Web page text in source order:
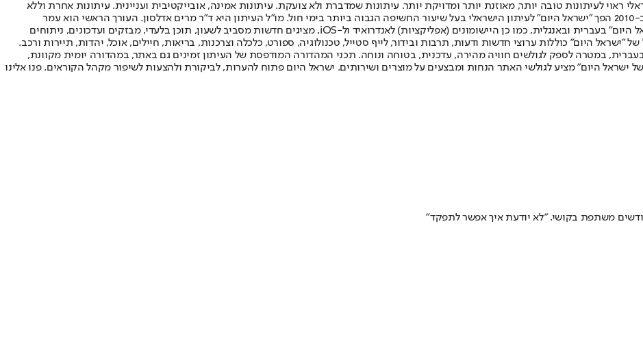
ראוי לעיתונות טובה יותר, מאוזנת יותר ומדויקת יותר. עיתונות שמדברת ולא צועקת. עיתונות אמינה, אובייקטיבית ועניינית. עיתונות אחרת וללא
תשלום. המהדורה המודפסת הראשונה פורסמה ב-30 ביולי 2007, וב-2010 הפך "ישראל היום" לעיתון הישראלי בעל שיעור החשיפה הגבוה ביותר בימי חול. מו"ל העיתון היא ד"ר מרים אדלסון. העורך הראשי הוא עמר
לחמנוביץ, והעורך המייסד הוא עמוס רגב. אתרי האינטרנט של "ישראל היום" בעברית ובאנגלית, כמו כן היישומונים (אפליקציות) לאנדרואיד ול-iOS, מציגים חדשות מסביב לשעון, תוכן בלעדי, מבזקים ועדכונים, ניתוחים
"ישראל היום" כוללות ערוצי חדשות ודעות, תרבות ובידור, לייף סטייל, טכנולוגיה, ספורט, כלכלה וצרכנות, בריאות, חיילים, אוכל, יהדות, תיירות ורכב.
בעברית, במטרה לספק לגולשים חוויה מהירה, עדכנית, בטוחה ונוחה. תכני המהדורה המודפסת של העיתון זמינים גם באתר, במהדורה יומית מקוונת,
ישראל היום" מציע לגולשי האתר הנחות ומבצעים על מוצרים ושירותים. ישראל היום פתוח להערות, לביקורת ולהצעות לשיפור מקהל הקוראים. פנו אלינו
משתפת בקושי. "לא יודעת איך אפשר לתפקד"